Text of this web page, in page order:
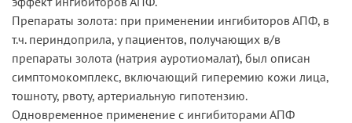
Препараты золота: при применении ингибиторов АПФ, в
т.ч. периндоприла, у пациентов, получающих в/в
препараты золота (натрия ауротиомалат), был описан
симптомокомплекс, включающий гиперемию кожи лица,
тошноту, рвоту, артериальную гипотензию.
Одновременное применение с ингибиторами АПФ